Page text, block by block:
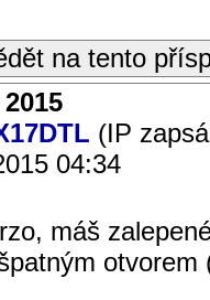
na tento
(IP
04:34
máš
otvorem